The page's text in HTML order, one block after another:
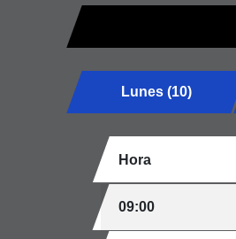
Lunes (10)
Hora
09:00